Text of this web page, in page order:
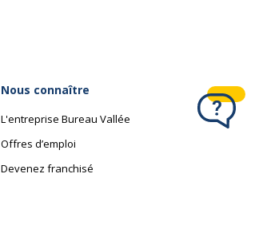
Nous connaître
L'entreprise Bureau Vallée
Offres d’emploi
Devenez franchisé